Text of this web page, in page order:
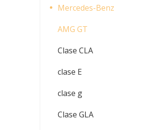
Mercedes-Benz
AMG GT
Clase CLA
clase E
clase g
Clase GLA